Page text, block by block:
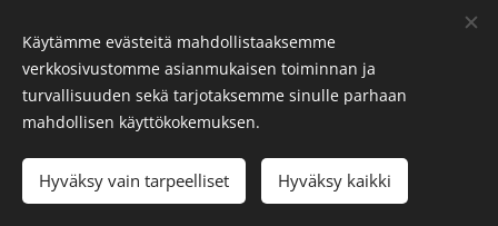
musiikkipäivillä)
Pentti, Vesa - Etsin joulun hiljaisuutta
Käytämme evästeitä mahdollistaaksemme
verkkosivustomme asianmukaisen toiminnan ja
turvallisuuden sekä tarjotaksemme sinulle parhaan
mahdollisen käyttökokemuksen.
Hyväksy vain tarpeelliset Hyväksy kaikki